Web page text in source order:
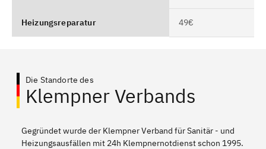
Heizungsreparatur 49€
Die Standorte des
Klempner Verbands
Gegründet wurde der Klempner Verband für Sanitär - und
Heizungsausfällen mit 24h Klempnernotdienst schon 1995.